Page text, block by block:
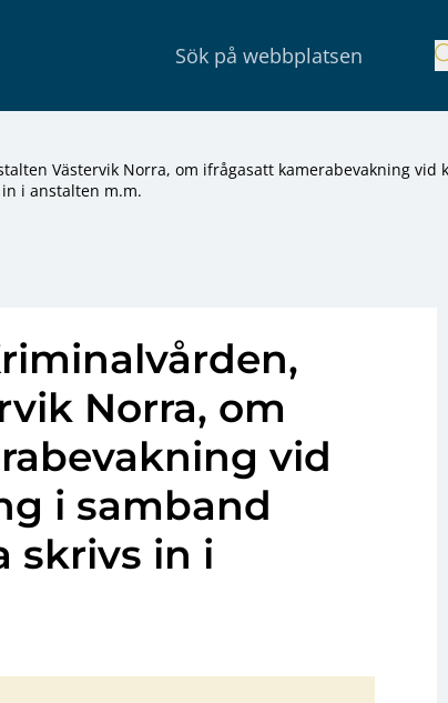
Västervik Norra, om ifrågasatt kamerabevakning vid
i anstalten m.m.
Norra, om
vid
i samband
skrivs in i